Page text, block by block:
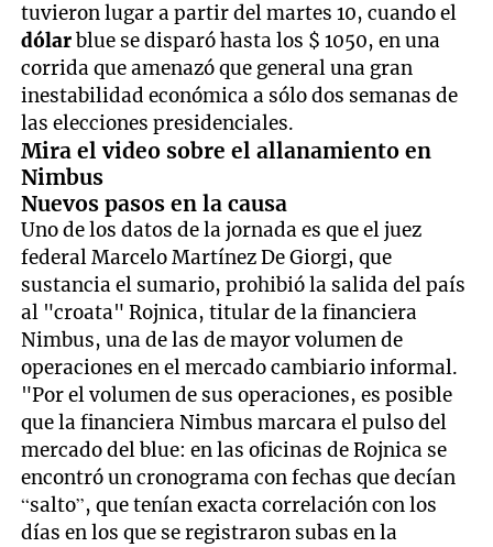
tuvieron lugar a partir del martes 10, cuando el
dólarblue se disparó hasta los $ 1050, en una
corrida que amenazó que general una gran
inestabilidad económica a sólo dos semanas de
las elecciones presidenciales.
Mira el video sobre el allanamiento en
Nimbus
Nuevos pasos en la causa
Uno de los datos de la jornada es que el juez
federal Marcelo Martínez De Giorgi, que
sustancia el sumario, prohibió la salida del país
al "croata" Rojnica, titular de la financiera
Nimbus, una de las de mayor volumen de
operaciones en el mercado cambiario informal.
"Por el volumen de sus operaciones, es posible
que la financiera Nimbus marcara el pulso del
mercado del blue: en las oficinas de Rojnica se
encontró un cronograma con fechas que decían
“salto”, que tenían exacta correlación con los
días en los que se registraron subas en la